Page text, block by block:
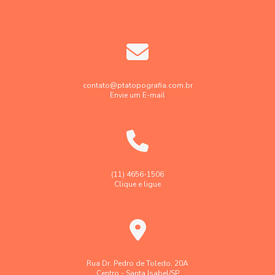
Empresa de georreferenciamento de imóveis rurais
Empresa de georreferenciamento de imóvel urbano
Empresa de topografia e georreferenciamento
Empresa faz levantamento topográfico georreferenciado
Georreferenciamento de imóveis rurais em sp
Laudo técnico levantamento aerofotogramétrico
Levantamento aerofotogramétrico
contato@ptatopografia.com.br
Envie um E-mail
(11) 4656-1506
Clique e ligue
Rua Dr. Pedro de Toledo, 20A